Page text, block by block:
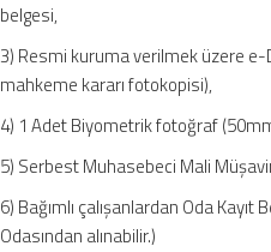
belgesi,
3) Resmi kuruma verilmek üzere e-
mahkeme kararı fotokopisi),
4) 1 Adet Biyometrik fotoğraf
5) Serbest Muhasebeci Mali
6) Bağımlı çalışanlardan Oda
Odasından alınabilir.)